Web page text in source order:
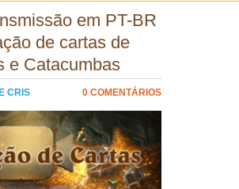
em PT-BR
de cartas de
e Catacumbas
CRIS 0 COMENTÁRIOS